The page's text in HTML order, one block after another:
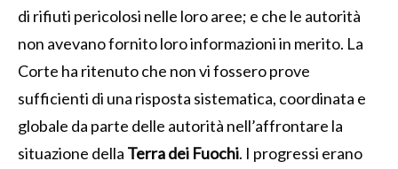
di rifiuti pericolosi nelle loro aree; e che le autorità
non avevano fornito loro informazioni in merito. La
Corte ha ritenuto che non vi fossero prove
sufficienti di una risposta sistematica, coordinata e
globale da parte delle autorità nell’affrontare la
situazione della Terra dei Fuochi. I progressi erano